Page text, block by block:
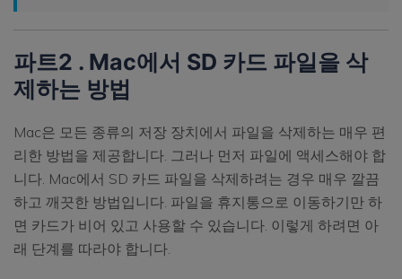
파트2 . Mac에서 SD 카드 파일을 삭
제하는 방법
Mac은 모든 종류의 저장 장치에서 파일을 삭제하는 매우 편
리한 방법을 제공합니다. 그러나 먼저 파일에 액세스해야 합
니다. Mac에서 SD 카드 파일을 삭제하려는 경우 매우 깔끔
하고 깨끗한 방법입니다. 파일을 휴지통으로 이동하기만 하
면 카드가 비어 있고 사용할 수 있습니다. 이렇게 하려면 아
래 단계를 따라야 합니다.